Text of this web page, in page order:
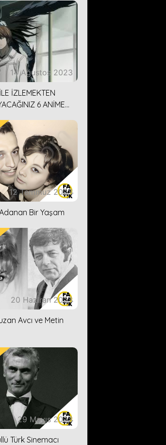
14 Ağustos 2023
İZLEMEKTEN
6 ANİME
12 Temmuz 2023
Bir Yaşam
20 Haziran 2023
Avcı ve Metin
29 Mayıs 2023
Türk Sinemacı